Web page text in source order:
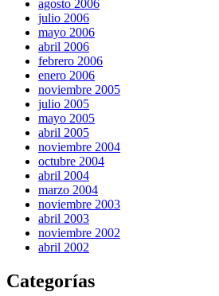
agosto 2006
julio 2006
mayo 2006
abril 2006
febrero 2006
enero 2006
noviembre 2005
julio 2005
mayo 2005
abril 2005
noviembre 2004
octubre 2004
abril 2004
marzo 2004
noviembre 2003
abril 2003
noviembre 2002
abril 2002
Categorías